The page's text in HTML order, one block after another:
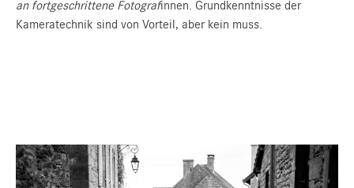
an fortgeschrittene Fotografinnen. Grundkenntnisse der
Kameratechnik sind von Vorteil, aber kein muss.